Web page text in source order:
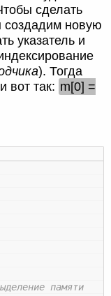
сделать
создадим новую
указатель и
). Тогда
вот так: m[0] =
памяти